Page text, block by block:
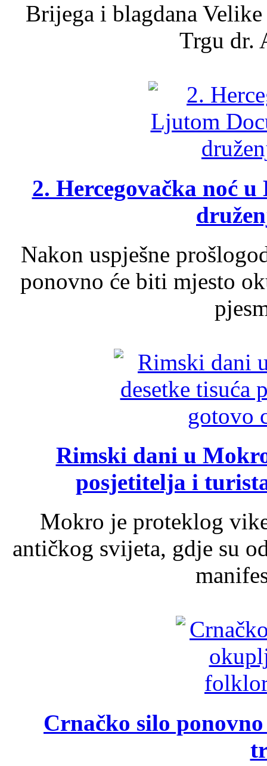
Brijega i blagdana
Trgu dr.
2. Hercegovačka noć
Nakon uspješne
ponovno će biti mjesto
Rimski dani u
posjetitelja i
Mokro je proteklog
antičkog svijeta, gdje su
Crnačko silo